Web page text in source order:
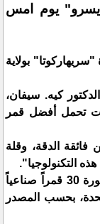
يوم امس
بولاية
كيه. سيفان،
تحمل أفضل قمر
فائقة الدقة، وقلة
التكنولوجيا".
إلى جانب ذلك، حملت المركبة الفضائية المذكورة 30 قمراً صناعياً
بحسب المصدر